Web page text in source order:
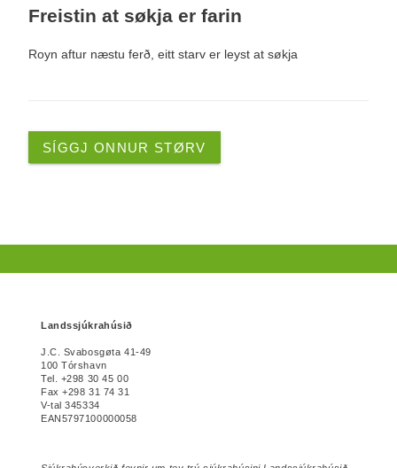
Freistin at søkja er farin
Royn aftur næstu ferð, eitt starv er leyst at søkja
SÍGGJ ONNUR STØRV
Landssjúkrahúsið
J.C. Svabosgøta 41-49
100 Tórshavn
Tel. +298 30 45 00
Fax +298 31 74 31
V-tal 345334
EAN5797100000058